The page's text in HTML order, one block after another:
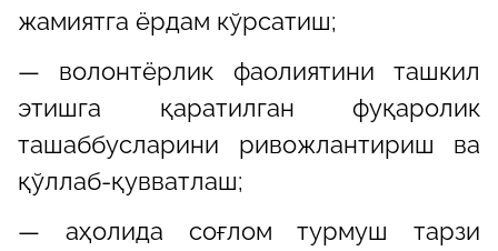
жамиятга ёрдам кўрсатиш;
— волонтёрлик фаолиятини ташкил
этишга қаратилган фуқаролик
ташаббусларини ривожлантириш ва
қўллаб-қувватлаш;
— аҳолида соғлом турмуш тарзи